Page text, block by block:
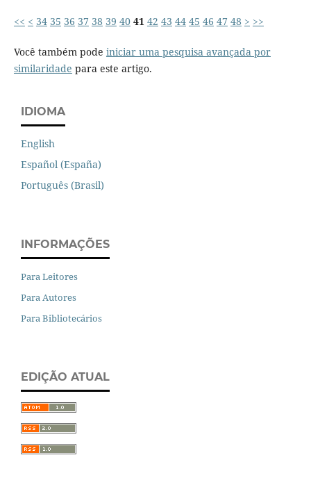
<< < 34 35 36 37 38 39 40 41 42 43 44 45 46 47 48 > >>
Você também pode iniciar uma pesquisa avançada por
similaridade para este artigo.
IDIOMA
English
Español (España)
Português (Brasil)
INFORMAÇÕES
Para Leitores
Para Autores
Para Bibliotecários
EDIÇÃO ATUAL